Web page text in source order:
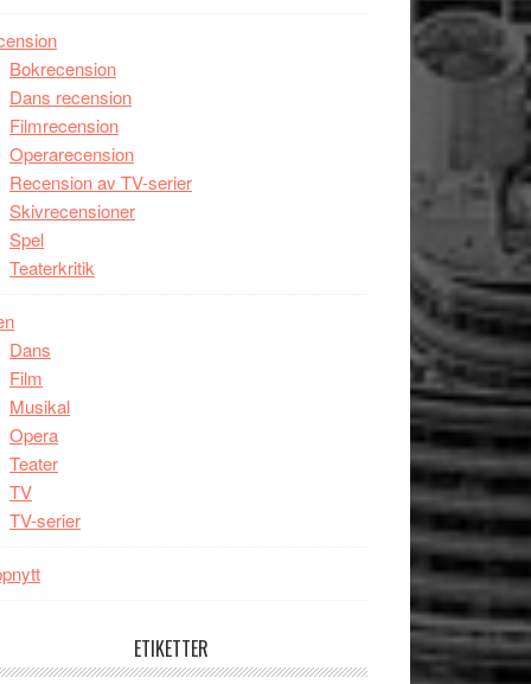
Bokrecension
Dans recension
Filmrecension
Operarecension
Recension av TV-serier
Skivrecensioner
Spel
Teaterkritik
Dans
Film
Musikal
Opera
Teater
TV
TV-serier
ETIKETTER